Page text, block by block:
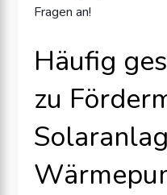
Fragen an!
Häufig
zu